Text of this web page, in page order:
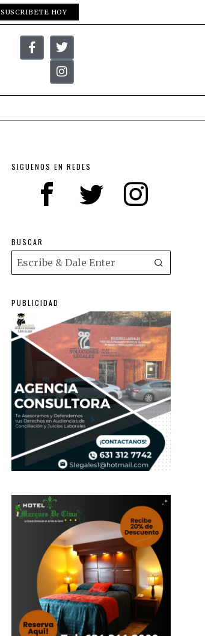
SUSCRIBETE HOY
SIGUENOS EN REDES
BUSCAR
PUBLICIDAD